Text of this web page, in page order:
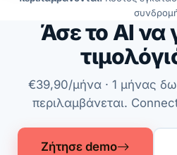
Άσε το AI να
€39,90/μήνα · 1 μήνας
περιλαμβάνεται.
Ζήτησε demo